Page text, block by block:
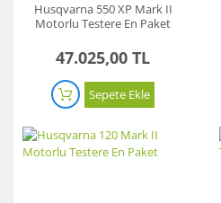
Husqvarna 550 XP Mark II
Motorlu Testere En Paket
47.025,00 TL
Sepete Ekle